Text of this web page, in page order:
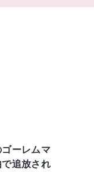
ーレムマ
追放され